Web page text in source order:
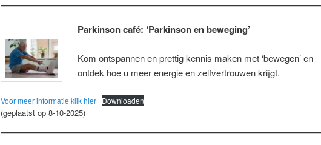
Parkinson café: ‘Parkinson en beweging’
Kom ontspannen en prettig kennis maken met ‘bewegen’ en
ontdek hoe u meer energie en zelfvertrouwen krijgt.
Voor meer informatie klik hier Downloaden
(geplaatst op 8-10-2025)